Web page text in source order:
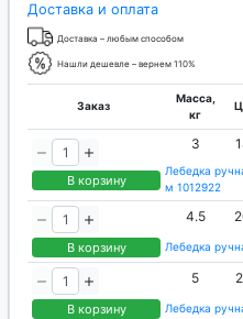
Доставка и оплата
Доставка – любым способом
Нашли дешевле – вернем 110%
Заказ
Масса,
кг
В корзину
3
Лебедка
м 1012922
В корзину
4.5
Лебедка
В корзину
5
Лебедка